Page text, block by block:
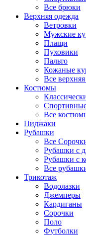
Все брюки
Верхняя одежда
Ветровки
Мужские
Плащи
Пуховики
Пальто
Кожаные
Все
Костюмы
Все
Пиджаки
Рубашки
Все
Рубашки с
Рубашки с
Все
Трикотаж
Водолазки
Джемперы
Кардиганы
Сорочки
Поло
Футболки